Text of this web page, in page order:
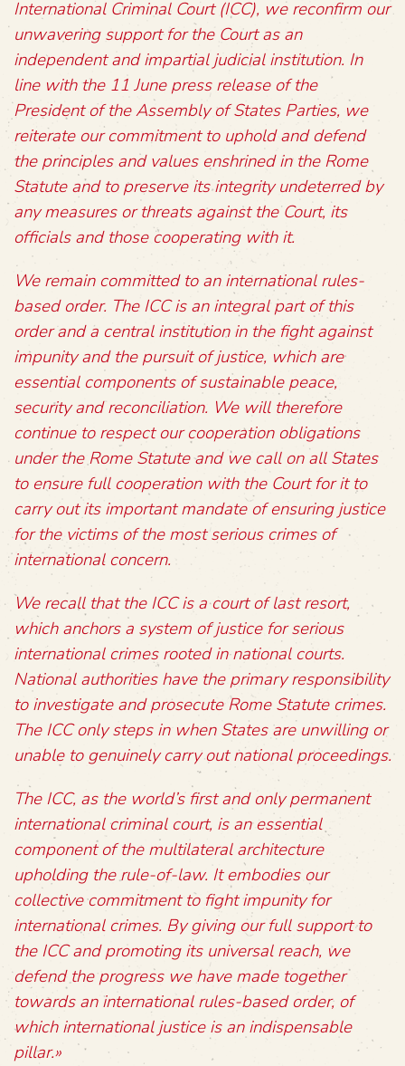
International Criminal Court (ICC), we reconfirm our
unwavering support for the Court as an
independent and impartial judicial institution. In
line with the 11 June press release of the
President of the Assembly of States Parties, we
reiterate our commitment to uphold and defend
the principles and values enshrined in the Rome
Statute and to preserve its integrity undeterred by
any measures or threats against the Court, its
officials and those cooperating with it.
We remain committed to an international rules-
based order. The ICC is an integral part of this
order and a central institution in the fight against
impunity and the pursuit of justice, which are
essential components of sustainable peace,
security and reconciliation. We will therefore
continue to respect our cooperation obligations
under the Rome Statute and we call on all States
to ensure full cooperation with the Court for it to
carry out its important mandate of ensuring justice
for the victims of the most serious crimes of
international concern.
We recall that the ICC is a court of last resort,
which anchors a system of justice for serious
international crimes rooted in national courts.
National authorities have the primary responsibility
to investigate and prosecute Rome Statute crimes.
The ICC only steps in when States are unwilling or
unable to genuinely carry out national proceedings.
The ICC, as the world’s first and only permanent
international criminal court, is an essential
component of the multilateral architecture
upholding the rule-of-law. It embodies our
collective commitment to fight impunity for
international crimes. By giving our full support to
the ICC and promoting its universal reach, we
defend the progress we have made together
towards an international rules-based order, of
which international justice is an indispensable
pillar.»